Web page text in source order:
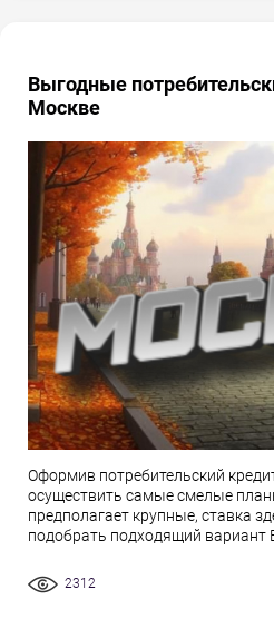
Выгодные
Москве
Оформив потребительский
осуществить самые смелые
предполагает крупные, ставка
подобрать подходящий вариант
2312